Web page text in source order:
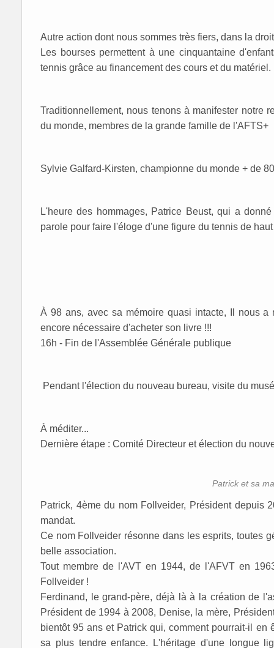
Autre action dont nous sommes très fiers, dans la
Les bourses permettent à une cinquantaine
tennis grâce au financement des cours et du matériel.
Traditionnellement, nous tenons à manifester notre
du monde, membres de la grande famille de l'AFTS+
Sylvie Galfard-Kirsten, championne du monde + de
L'heure des hommages, Patrice Beust, qui a
parole pour faire l'éloge d'une figure du tennis de
À 98 ans, avec sa mémoire quasi intacte, Il nous
encore nécessaire d'acheter son livre !!!
16h - Fin de l'Assemblée Générale publique
Pendant l'élection du nouveau bureau, visite du
À méditer...
Dernière étape : Comité Directeur et élection du
Patrick et sa
Patrick, 4ème du nom Follveider, Président depuis
mandat.
Ce nom Follveider résonne dans les esprits, toutes
belle association.
Tout membre de l'AVT en 1944, de l'AFVT en
Follveider !
Ferdinand, le grand-père, déjà là à la création de
Président de 1994 à 2008, Denise, la mère,
bientôt 95 ans et Patrick qui, comment pourrait-il
sa plus tendre enfance. L'héritage d'une longue